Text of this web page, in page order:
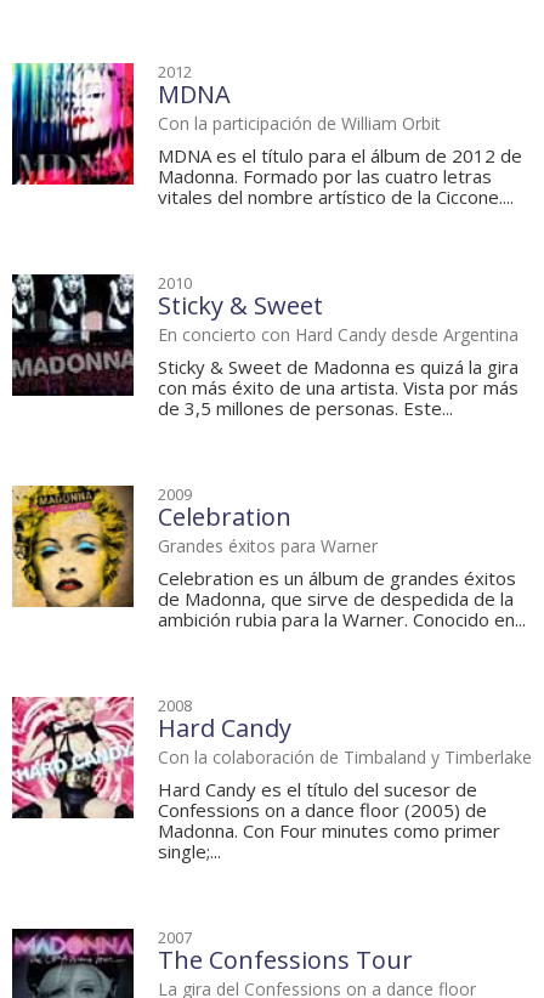
2012
MDNA
Con la participación de William Orbit
MDNA es el título para el álbum de 2012 de
Madonna. Formado por las cuatro letras
vitales del nombre artístico de la Ciccone....
2010
Sticky & Sweet
En concierto con Hard Candy desde Argentina
Sticky & Sweet de Madonna es quizá la gira
con más éxito de una artista. Vista por más
de 3,5 millones de personas. Este...
2009
Celebration
Grandes éxitos para Warner
Celebration es un álbum de grandes éxitos
de Madonna, que sirve de despedida de la
ambición rubia para la Warner. Conocido en...
2008
Hard Candy
Con la colaboración de Timbaland y Timberlake
Hard Candy es el título del sucesor de
Confessions on a dance floor (2005) de
Madonna. Con Four minutes como primer
single;...
2007
The Confessions Tour
La gira del Confessions on a dance floor